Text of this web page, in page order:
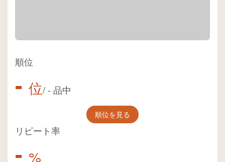
順位
- 位/- 品中
順位を見る
リピート率
- %